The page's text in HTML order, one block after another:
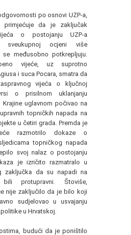
po osnovi UZP-a,
primjećuje da je zaključak
o postojanju UZP-a
sveukupnoj ocjeni više
se međusobno potkrepljuju.
vijeće, uz suprotno
i suca Pocara, smatra da
vijeća o ključnoj
o prisilnom uklanjanju
uglavnom počivao na
topničkih napada na
u četiri grada. Premda je
razmotrilo dokaze o
topničkog napada
svoj nalaz o postojanju
je izričito razmatralo u
zaključka da su napadi na
protupravni. Štoviše,
nije zaključilo da je bilo koji
sudjelovao u usvajanju
u Hrvatskoj.
budući da je poništilo